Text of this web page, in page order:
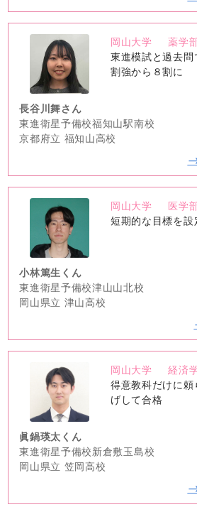
no
image
岡山大学
薬学
東進模試と過去問
割強から８割に
長谷川舞さん
東進衛星予備校福知山駅南校
京都府立 福知山高校
no
image
岡山大学
医学
短期的な目標を
小林篤生くん
東進衛星予備校津山山北校
岡山県立 津山高校
no
image
岡山大学
経済
得意教科だけに
げして合格
眞鍋瑛太くん
東進衛星予備校新倉敷玉島校
岡山県立 笠岡高校